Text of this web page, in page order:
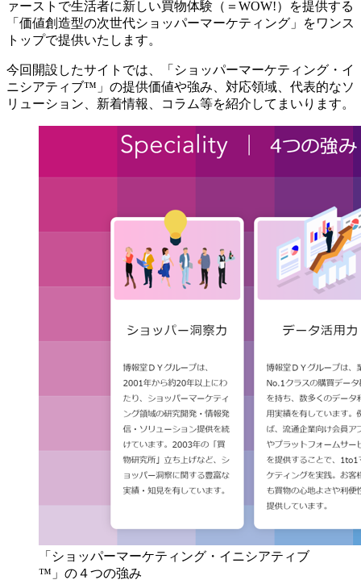
ァーストで生活者に新しい買物体験（＝WOW!）を提供する
「価値創造型の次世代ショッパーマーケティング」をワンス
トップで提供いたします。
今回開設したサイトでは、「ショッパーマーケティング・イ
ニシアティブ™」の提供価値や強み、対応領域、代表的なソ
リューション、新着情報、コラム等を紹介してまいります。
「ショッパーマーケティング・イニシアティブ
™」の４つの強み